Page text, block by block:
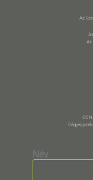
Az
Az
Név